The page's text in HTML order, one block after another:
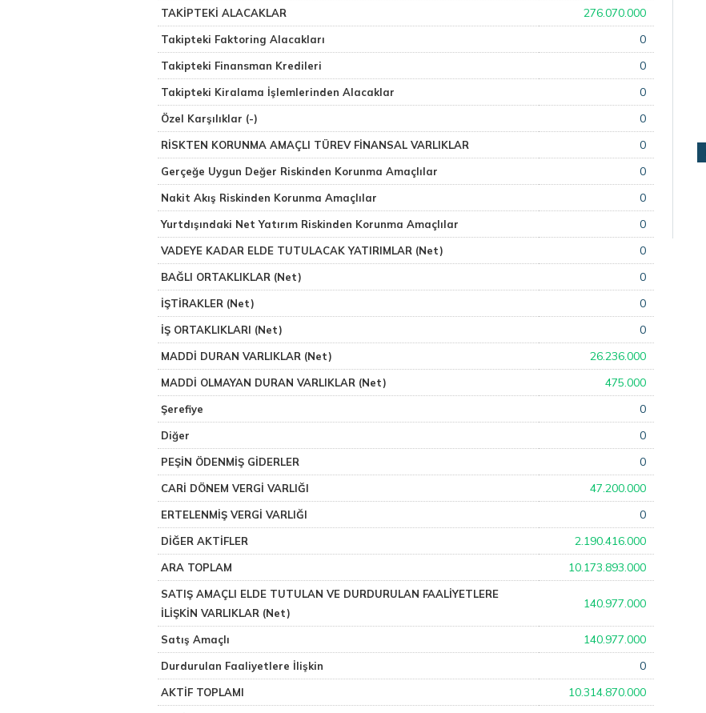
TAKİPTEKİ ALACAKLAR 276.070.000
Takipteki Faktoring Alacakları 0
Takipteki Finansman Kredileri 0
Takipteki Kiralama İşlemlerinden Alacaklar 0
Özel Karşılıklar (-) 0
RİSKTEN KORUNMA AMAÇLI TÜREV FİNANSAL VARLIKLAR 0
Gerçeğe Uygun Değer Riskinden Korunma Amaçlılar 0
Nakit Akış Riskinden Korunma Amaçlılar 0
Yurtdışındaki Net Yatırım Riskinden Korunma Amaçlılar 0
VADEYE KADAR ELDE TUTULACAK YATIRIMLAR (Net) 0
BAĞLI ORTAKLIKLAR (Net) 0
İŞTİRAKLER (Net) 0
İŞ ORTAKLIKLARI (Net) 0
MADDİ DURAN VARLIKLAR (Net) 26.236.000
MADDİ OLMAYAN DURAN VARLIKLAR (Net) 475.000
Şerefiye 0
Diğer 0
PEŞİN ÖDENMİŞ GİDERLER 0
CARİ DÖNEM VERGİ VARLIĞI 47.200.000
ERTELENMİŞ VERGİ VARLIĞI 0
DİĞER AKTİFLER 2.190.416.000
ARA TOPLAM 10.173.893.000
SATIŞ AMAÇLI ELDE TUTULAN VE DURDURULAN FAALİYETLERE
İLİŞKİN VARLIKLAR (Net)
140.977.000
Satış Amaçlı 140.977.000
Durdurulan Faaliyetlere İlişkin 0
AKTİF TOPLAMI 10.314.870.000